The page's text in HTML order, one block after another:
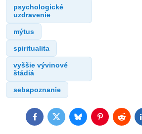
psychologické
uzdravenie
mýtus
spiritualita
vyššie vývinové
štádiá
sebapoznanie
FacebookTwitterBlueskyPinterestReddit